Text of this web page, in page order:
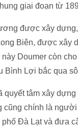
giai đoạn từ
được xây
Biên, được xây
Doumer còn
Bình Lợi bắc qua
tâm xây
chính là người
Đà Lạt và đưa